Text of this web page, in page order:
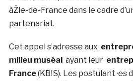
àŽle-de-France dans le cadre
partenariat.
Cet appel s’adresse aux
milieu muséalayant leur
France(KBIS). Les postulant ·es